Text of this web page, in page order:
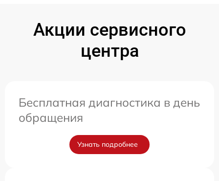
Акции сервисного
центра
Бесплатная диагностика в день
обращения
Узнать подробнее